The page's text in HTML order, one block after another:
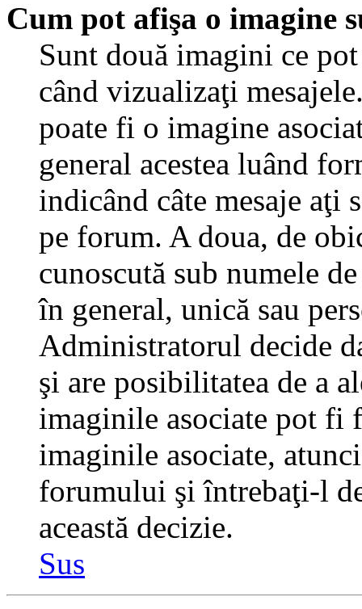
Cum pot afişa o imagine
Sunt două imagini ce
când vizualizaţi
poate fi o imagine
general acestea luând
indicând câte mesaje aţi
pe forum. A doua, de
cunoscută sub numele
în general, unică sau
Administratorul decide
şi are posibilitatea de a
imaginile asociate pot fi
imaginile asociate,
forumului şi întrebaţi-l
această decizie.
Sus